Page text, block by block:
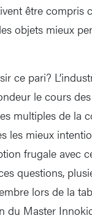
être compris
objets mieux
ce pari?
le cours
multiples de la
les mieux
frugale avec
questions,
lors de la
du Master